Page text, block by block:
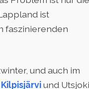
ist
faszinierenden
und auch im
Kilpisjärviund Utsjoki